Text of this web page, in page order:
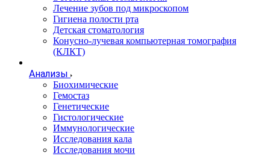
Лечение зубов под микроскопом
Гигиена полости рта
Детская стоматология
Конусно-лучевая компьютерная томография
(КЛКТ)
Анализы
Биохимические
Гемостаз
Генетические
Гистологические
Иммунологические
Исследования кала
Исследования мочи